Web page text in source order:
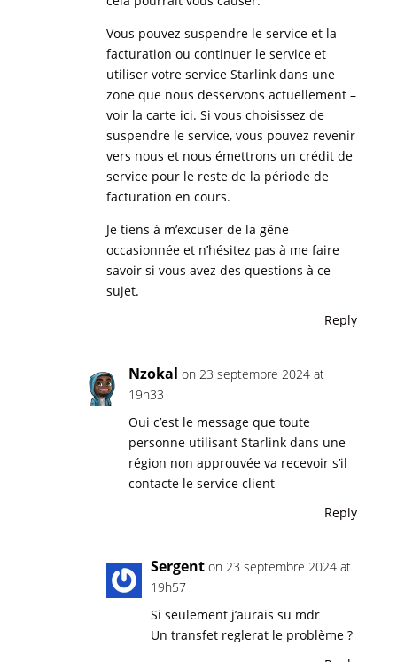
Vous pouvez suspendre le service et la
facturation ou continuer le service et
utiliser votre service Starlink dans une
zone que nous desservons actuellement –
voir la carte ici. Si vous choisissez de
suspendre le service, vous pouvez revenir
vers nous et nous émettrons un crédit de
service pour le reste de la période de
facturation en cours.
Je tiens à m’excuser de la gêne
occasionnée et n’hésitez pas à me faire
savoir si vous avez des questions à ce
sujet.
Reply
Nzokal on 23 septembre 2024 at
19h33
Oui c’est le message que toute
personne utilisant Starlink dans une
région non approuvée va recevoir s’il
contacte le service client
Reply
Sergent on 23 septembre 2024 at
19h57
Si seulement j’aurais su mdr
Un transfet reglerat le problème ?